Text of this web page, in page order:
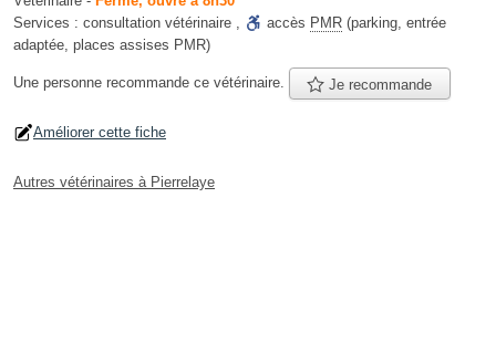
Services : consultation vétérinaire , accès PMR (parking, entrée
adaptée, places assises PMR)
Une personne recommande ce vétérinaire. Je recommande
Améliorer cette fiche
Autres vétérinaires à Pierrelaye